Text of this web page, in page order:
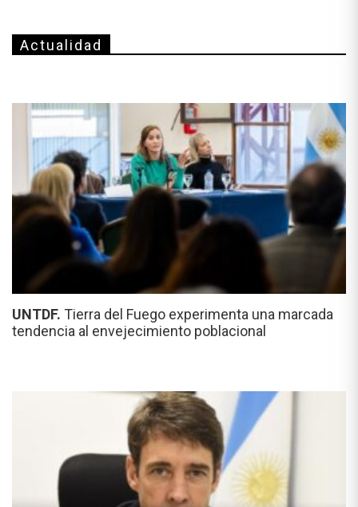
Actualidad
UNTDF. Tierra del Fuego experimenta una marcada
tendencia al envejecimiento poblacional